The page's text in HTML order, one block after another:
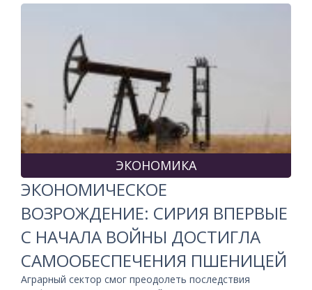
ЭКОНОМИКА
ЭКОНОМИЧЕСКОЕ
ВОЗРОЖДЕНИЕ: СИРИЯ ВПЕРВЫЕ
С НАЧАЛА ВОЙНЫ ДОСТИГЛА
САМООБЕСПЕЧЕНИЯ ПШЕНИЦЕЙ
Аграрный сектор смог преодолеть последствия